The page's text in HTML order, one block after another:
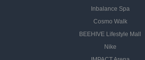
Inbalance Spa
Cosmo Walk
BEEHIVE Lifestyle Mall
Nike